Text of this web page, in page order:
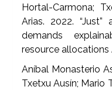
Hortal-Carmona;
Arias. 2022. “Just”
demands
resource allocations
Aníbal Monasterio
Txetxu Ausín; Mario